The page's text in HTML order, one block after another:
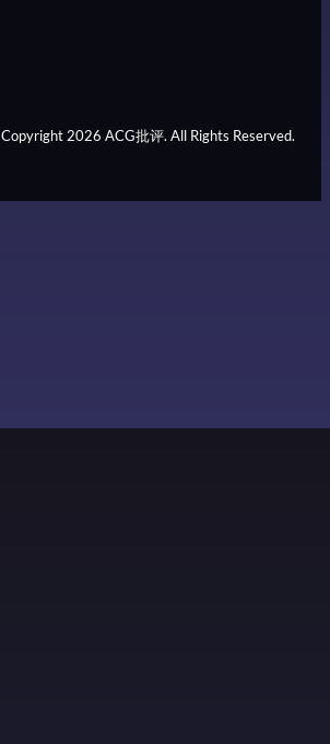
Copyright 2026 ACG批评. All Rights Reserved.